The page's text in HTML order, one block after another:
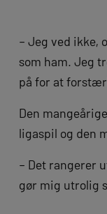
– Jeg ved ikke,
som ham. Jeg
på for at
Den
ligaspil og den
– Det rangerer
gør mig utrolig